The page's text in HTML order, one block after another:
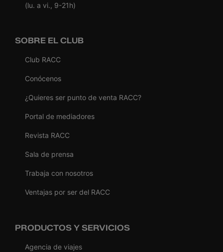
(lu. a vi., 9-21h)
SOBRE EL CLUB
Club RACC
Conócenos
¿Quieres ser punto de venta RACC?
Portal de mediadores
Revista RACC
Sala de prensa
Trabaja con nosotros
Ventajas por ser del RACC
PRODUCTOS Y SERVICIOS
Agencia de viajes